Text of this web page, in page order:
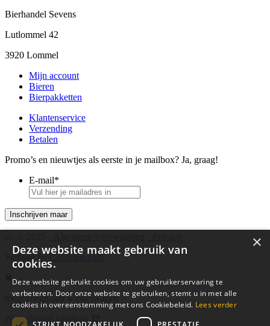
Bierhandel Sevens
Lutlommel 42
3920 Lommel
Mijn account
Bieren
Bierpakketten
Klantenservice
Verzending
Betalen
Promo’s en nieuwtjes als eerste in je mailbox? Ja, graag!
E-mail*
Website by Coemans.com
toegevoegd aan winkelwagen
Winkelmand bekijken
×
Deze website maakt gebruik van
cookies.
Deze website gebruikt cookies om uw gebruikerservaring te
verbeteren. Door onze website te gebruiken, stemt u in met alle
cookies in overeenstemming met ons Cookiebeleid. Lees verder